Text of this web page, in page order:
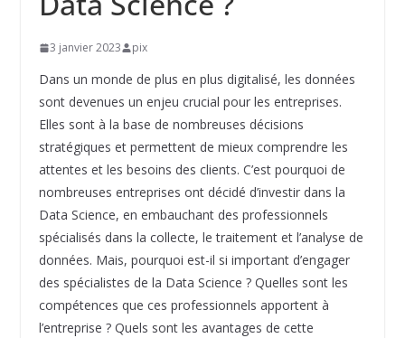
3 janvier 2023 pix
Dans un monde de plus en plus digitalisé, les données
sont devenues un enjeu crucial pour les entreprises.
Elles sont à la base de nombreuses décisions
stratégiques et permettent de mieux comprendre les
attentes et les besoins des clients. C’est pourquoi de
nombreuses entreprises ont décidé d’investir dans la
Data Science, en embauchant des professionnels
spécialisés dans la collecte, le traitement et l’analyse de
données. Mais, pourquoi est-il si important d’engager
des spécialistes de la Data Science ? Quelles sont les
compétences que ces professionnels apportent à
l’entreprise ? Quels sont les avantages de cette